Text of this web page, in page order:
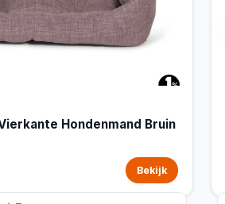
Hondenmand Bruin
Bekijk